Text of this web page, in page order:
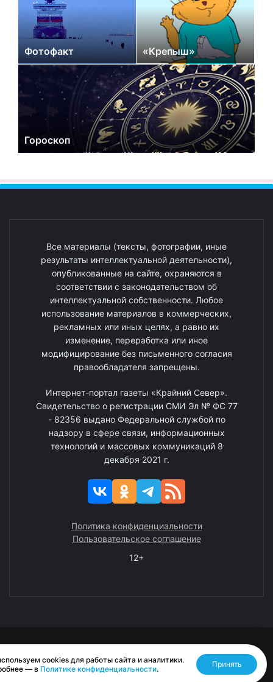
Фотофакт «Крепыш»
Гороскоп
Все материалы (тексты, фотографии, иные
результаты интеллектуальной деятельности),
опубликованные на сайте, охраняются в
соответствии с законодательством об
интеллектуальной собственности. Любое
использование материалов в коммерческих,
рекламных или иных целях, а равно их
изменение, переработка или иное
модифицирование без письменного согласия
правообладателя запрещены.
Интернет-портал газеты «Крайний Север».
Свидетельство о регистрации СМИ Эл № ФС 77
- 82356 выдано Федеральной службой по
надзору в сфере связи, информационных
технологий и массовых коммуникаций 8
декабря 2021 г.
Политика конфиденциальности
Пользовательское соглашение
12+
Разработано RASA
cookies для работы сайта и аналитики.
— в Политике конфиденциальности.
Принять